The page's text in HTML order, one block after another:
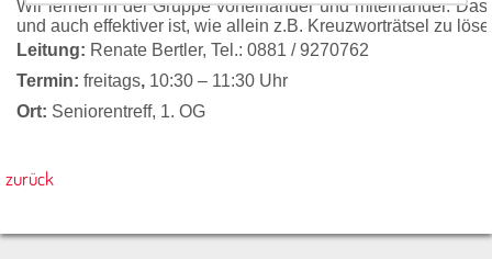
Wir lernen in der Gruppe voneinander und mitein­ander.
und auch effektiver ist, wie allein z.B. Kreuzworträtsel zu
Leitung: Renate Bertler, Tel.: 0881 / 9270762
Termin: freitags, 10:30 – 11:30 Uhr
Ort: Seniorentreff, 1. OG
zurück